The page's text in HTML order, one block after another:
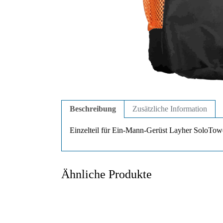
Beschreibung Zusätzliche Information
Einzelteil für Ein-Mann-Gerüst Layher
Ähnliche Produkte